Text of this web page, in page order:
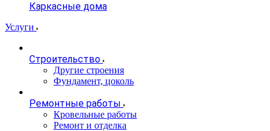
Каркасные дома
Услуги
Строительство
Другие строения
Фундамент, цоколь
Ремонтные работы
Кровельные работы
Ремонт и отделка